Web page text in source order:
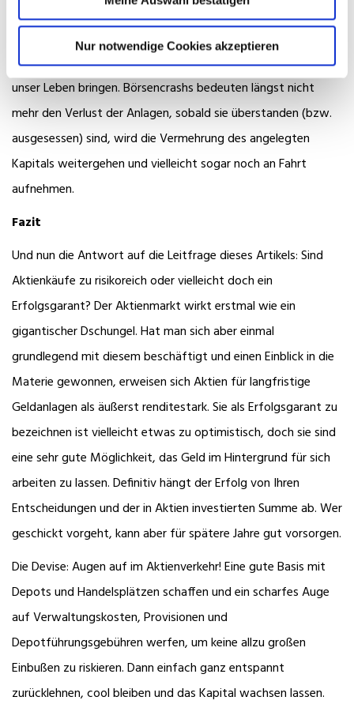
Nur notwendige Cookies akzeptieren
weiter wachsen lassen, die aktuellen Trends (Digitalisierung,
Mobilität, künstliche Intelligenz u.v.m.) werden einen enormen
Umschwung, neue Produkte und ganz neue Möglichkeiten in
unser Leben bringen. Börsencrashs bedeuten längst nicht
mehr den Verlust der Anlagen, sobald sie überstanden (bzw.
ausgesessen) sind, wird die Vermehrung des angelegten
Kapitals weitergehen und vielleicht sogar noch an Fahrt
aufnehmen.
Fazit
Und nun die Antwort auf die Leitfrage dieses Artikels: Sind
Aktienkäufe zu risikoreich oder vielleicht doch ein
Erfolgsgarant? Der Aktienmarkt wirkt erstmal wie ein
gigantischer Dschungel. Hat man sich aber einmal
grundlegend mit diesem beschäftigt und einen Einblick in die
Materie gewonnen, erweisen sich Aktien für langfristige
Geldanlagen als äußerst renditestark. Sie als Erfolgsgarant zu
bezeichnen ist vielleicht etwas zu optimistisch, doch sie sind
eine sehr gute Möglichkeit, das Geld im Hintergrund für sich
arbeiten zu lassen. Definitiv hängt der Erfolg von Ihren
Entscheidungen und der in Aktien investierten Summe ab. Wer
geschickt vorgeht, kann aber für spätere Jahre gut vorsorgen.
Die Devise: Augen auf im Aktienverkehr! Eine gute Basis mit
Depots und Handelsplätzen schaffen und ein scharfes Auge
auf Verwaltungskosten, Provisionen und
Depotführungsgebühren werfen, um keine allzu großen
Einbußen zu riskieren. Dann einfach ganz entspannt
zurücklehnen, cool bleiben und das Kapital wachsen lassen.